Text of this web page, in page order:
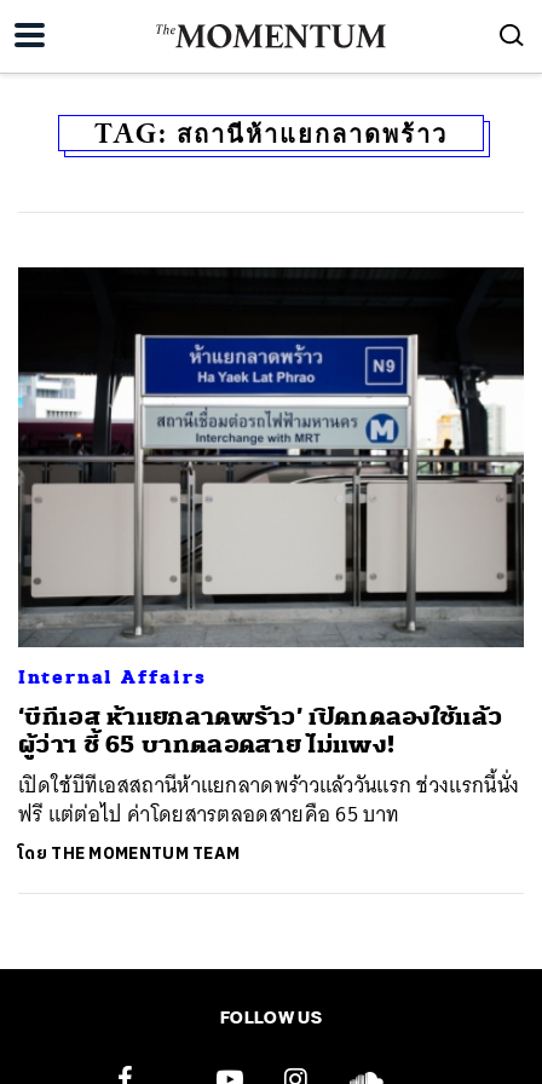
TAG: สถานีห้าแยกลาดพร้าว
Internal Affairs
‘บีทีเอส ห้าแยกลาดพร้าว’ เปิดทดลองใช้แล้ว
ผู้ว่าฯ ชี้ 65 บาทตลอดสาย ไม่แพง!
เปิดใช้บีทีเอสสถานีห้าแยกลาดพร้าวแล้ววันแรก ช่วงแรกนี้นั่ง
ฟรี แต่ต่อไป ค่าโดยสารตลอดสายคือ 65 บาท
โดย THE MOMENTUM TEAM
FOLLOW US
SHARE TWEET LINE EMAIL